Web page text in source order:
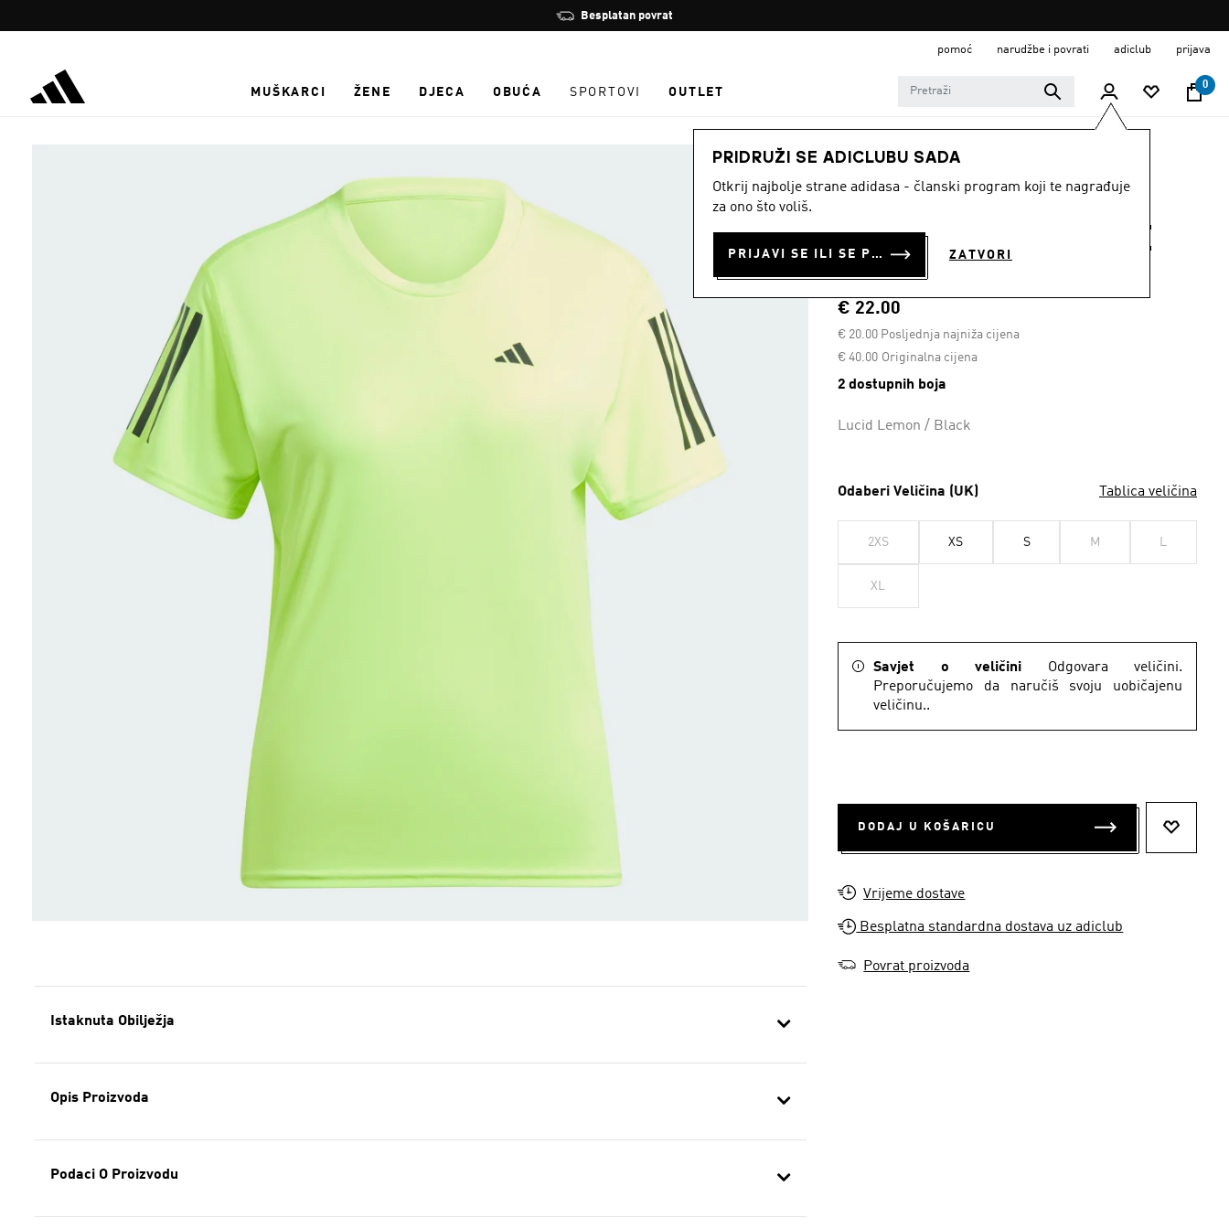
Zaustavi
rotaciju
Besplatan povrat
pomoć narudžbe i povrati adiclub prijava
MUŠKARCI ŽENE DJECA OBUĆA SPORTOVI OUTLET
0
PRIDRUŽI SE ADICLUBU SADA
Otkrij najbolje strane adidasa - članski program koji te nagrađuje
za ono što voliš.
PRIJAVI SE ILI SE PRIDRUŽI SADA ZATVORI
Istaknuta Obilježja
Opis Proizvoda
Podaci O Proizvodu
ŽENE Odjeća
MAJICA KRATKIH
RUKAVA OWN THE
RUN
€ 22.00
€ 20.00 Posljednja najniža cijena
Originalna cijena
Cijena umanjena od
€ 40.00za
2 dostupnih boja
Lucid Lemon / Black
Odaberi Veličina (UK) Tablica veličina
2XS XS S M L
XL
Savjet o veličini Odgovara veličini.
Preporučujemo da naručiš svoju uobičajenu
veličinu..
DODAJ U KOŠARICU
Vrijeme dostave
Besplatna standardna dostava uz adiclub
Povrat proizvoda